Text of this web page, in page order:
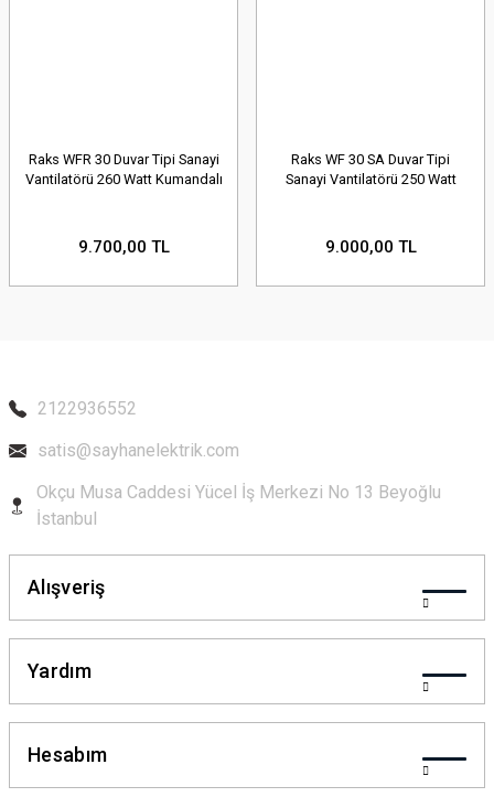
Raks WFR 30 Duvar Tipi Sanayi
Vantilatörü 260 Watt Kumandalı
9.700,00 TL
Raks WF 30 SA Duvar Tipi
Sanayi Vantilatörü 250 Watt
9.000,00 TL
2122936552
satis@sayhanelektrik.com
Okçu Musa Caddesi Yücel İş Merkezi No 13 Beyoğlu
İstanbul
Alışveriş
Yardım
Hesabım